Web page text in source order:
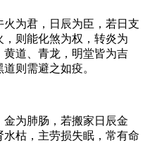
为君，日辰为臣，若日支
则能化煞为权，转炎为
道、青龙，明堂皆为吉
则需避之如疫。
为肺肠，若搬家日辰金
枯，主劳损失眠，常有命